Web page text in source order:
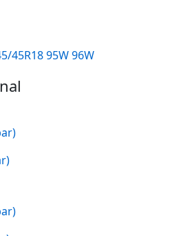
45R18 95W 96W